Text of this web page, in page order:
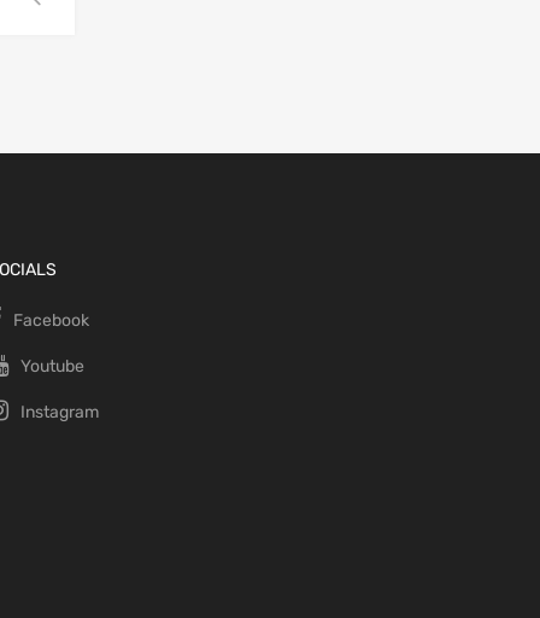
Facebook
Youtube
Instagram